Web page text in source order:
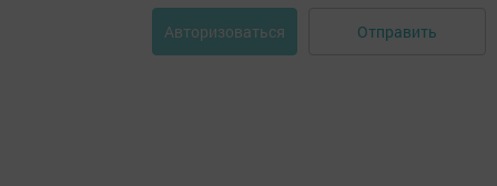
Авторизоваться Отправить